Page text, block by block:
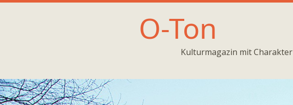
O-Ton
Kulturmagazin mit Charakter